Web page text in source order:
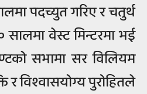
पदच्युत गरिए र चतुर्थ
सालमा वेस्ट मिन्टरमा भई
सभामा सर विलियम
र विश्वासयोग्य पुरोहितले